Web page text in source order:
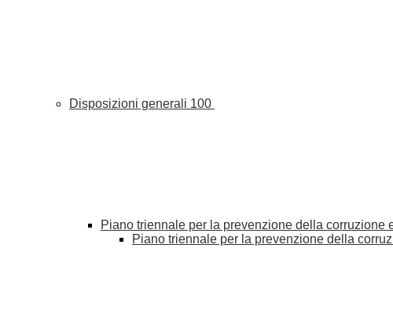
Disposizioni generali 100
Piano triennale per la prevenzione della corruzione
Piano triennale per la prevenzione della